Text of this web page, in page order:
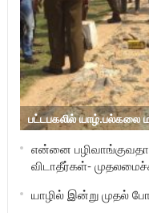
பட்டபகலில்
என்னை
விடாதீர்கள்-
யாழில் இன்று முதல்